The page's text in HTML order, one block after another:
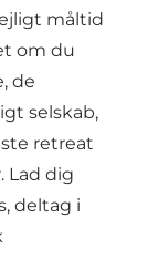
måltid
om du
de
selskab,
retreat
Lad dig
deltag i